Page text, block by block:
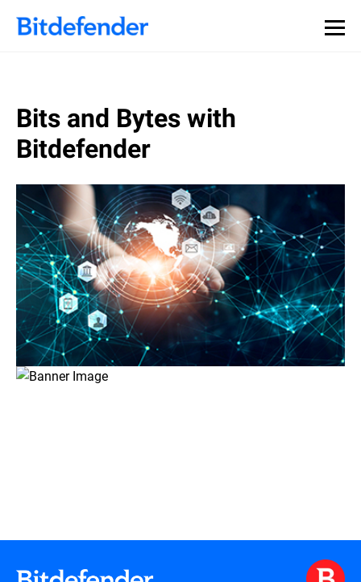
Souveraineté des données en cybersécurité : webinaire
en direct, le 30 juillet .Inscrivez-vous >>
Bits and Bytes with
Bitdefender